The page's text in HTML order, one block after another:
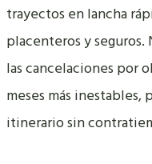
trayectos en lancha
placenteros y
las cancelaciones por
meses más
itinerario sin